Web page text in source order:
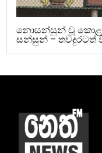
නොසන්සුන් වූ කොළඹ
සන්සුන් – තවදුරටත්